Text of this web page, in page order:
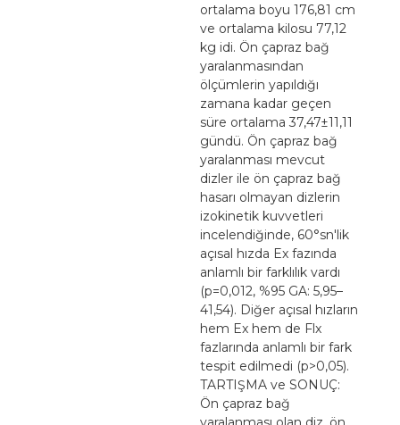
ortalama boyu 176,81 cm
ve ortalama kilosu 77,12
kg idi. Ön çapraz bağ
yaralanmasından
ölçümlerin yapıldığı
zamana kadar geçen
süre ortalama 37,47±11,11
gündü. Ön çapraz bağ
yaralanması mevcut
dizler ile ön çapraz bağ
hasarı olmayan dizlerin
izokinetik kuvvetleri
incelendiğinde, 60°sn'lik
açısal hızda Ex fazında
anlamlı bir farklılık vardı
(p=0,012, %95 GA: 5,95–
41,54). Diğer açısal hızların
hem Ex hem de Flx
fazlarında anlamlı bir fark
tespit edilmedi (p>0,05).
TARTIŞMA ve SONUÇ:
Ön çapraz bağ